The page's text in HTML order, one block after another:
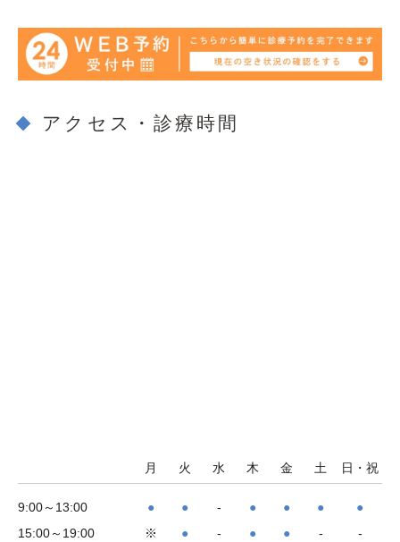
アクセス・診療時間
月 火 水 木 金 土 日・祝
9:00～13:00 ● ● - ● ● ●
●
15:00～19:00
※ ● - ● ● - -